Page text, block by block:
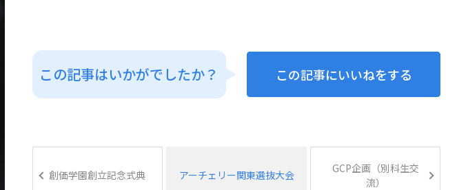
この記事はいかがでしたか？ この記事にいいねをする
創価学園創立記念式典 アーチェリー関東選抜大会
GCP企画（別科生交
流）